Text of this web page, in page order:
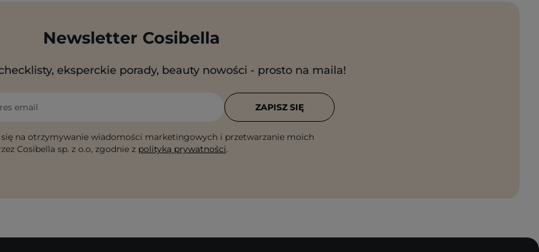
Newsletter Cosibella
eksperckie porady, beauty nowości - prosto na maila!
email
na otrzymywanie wiadomości marketingowych i przetwarzanie moich
Cosibella sp. z o.o, zgodnie z polityką prywatności.
ZAPISZ SIĘ